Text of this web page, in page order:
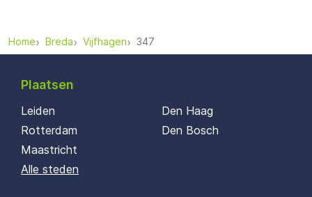
Home Breda Vijfhagen 347
Plaatsen
Leiden
Rotterdam
Maastricht
Den Haag
Den Bosch
Alle steden